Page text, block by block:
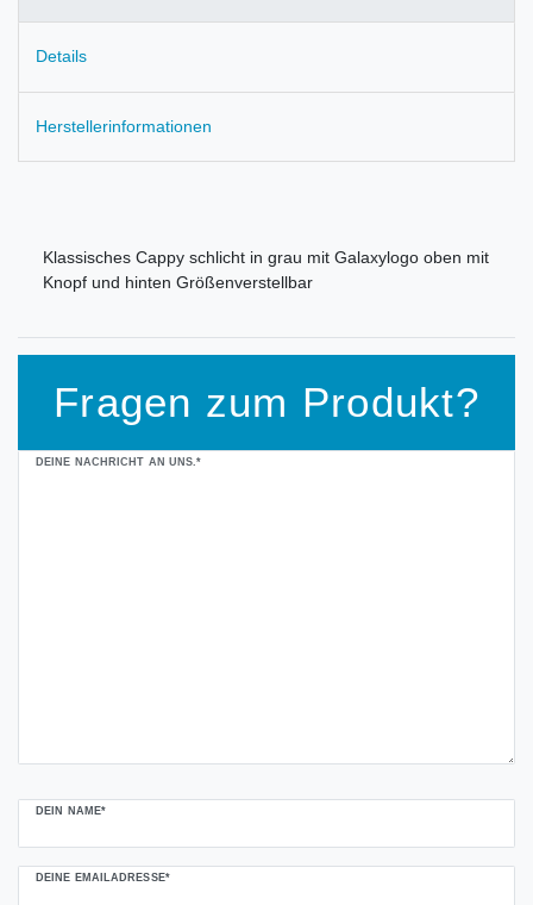
Details
Herstellerinformationen
Klassisches Cappy schlicht in grau mit Galaxylogo oben mit
Knopf und hinten Größenverstellbar
Fragen zum Produkt?
DEINE NACHRICHT AN UNS.*
DEIN NAME*
DEINE EMAILADRESSE*
Ceres::Template.mailFormHoneypotLabel